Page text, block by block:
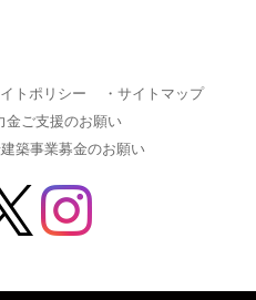
イトポリシー
・サイトマップ
金ご支援のお願い
築事業募金のお願い